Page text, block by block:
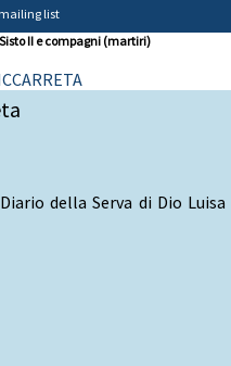
list
II e compagni (martiri)
della Serva di Dio Luisa